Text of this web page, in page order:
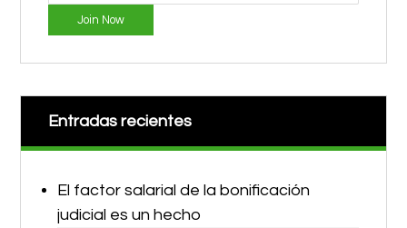
Join Now
Entradas recientes
El factor salarial de la bonificación
judicial es un hecho